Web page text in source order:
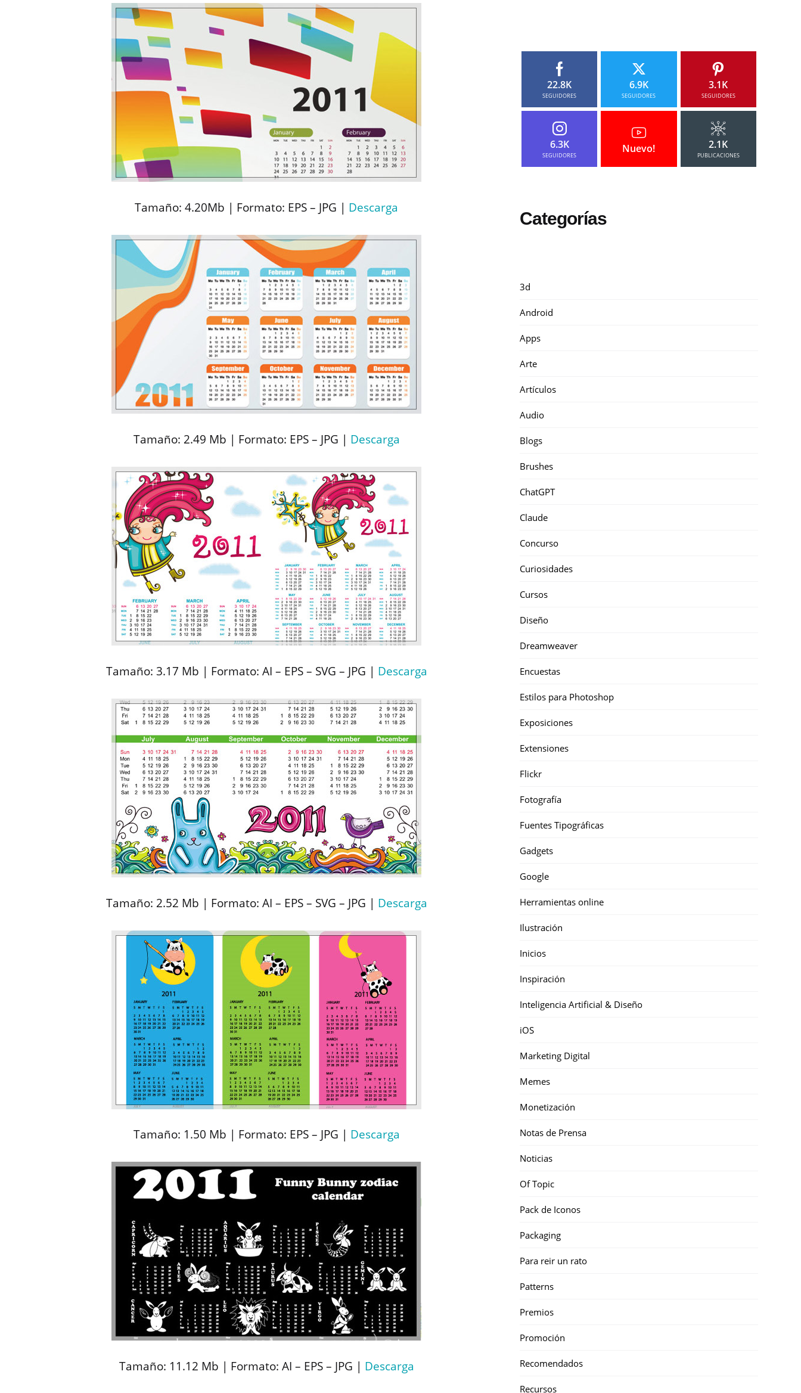
Tamaño: 4.20Mb | Formato: EPS – JPG | Descarga
Tamaño: 2.49 Mb | Formato: EPS – JPG | Descarga
Tamaño: 3.17 Mb | Formato: AI – EPS – SVG – JPG | Descarga
Tamaño: 2.52 Mb | Formato: AI – EPS – SVG – JPG | Descarga
Tamaño: 1.50 Mb | Formato: EPS – JPG | Descarga
Tamaño: 11.12 Mb | Formato: AI – EPS – JPG | Descarga
22.8K
SEGUIDORES
6.9K
SEGUIDORES
3.1K
SEGUIDORES
6.3K
SEGUIDORES
Nuevo! 2.1K
PUBLICACIONES
Categorías
3d
Android
Apps
Arte
Artículos
Audio
Blogs
Brushes
ChatGPT
Claude
Concurso
Curiosidades
Cursos
Diseño
Dreamweaver
Encuestas
Estilos para Photoshop
Exposiciones
Extensiones
Flickr
Fotografía
Fuentes Tipográficas
Gadgets
Google
Herramientas online
Ilustración
Inicios
Inspiración
Inteligencia Artificial & Diseño
iOS
Marketing Digital
Memes
Monetización
Notas de Prensa
Noticias
Of Topic
Pack de Iconos
Packaging
Para reir un rato
Patterns
Premios
Promoción
Recomendados
Recursos